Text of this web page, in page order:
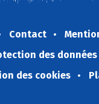
Contact
des données
des cookies